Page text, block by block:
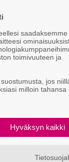
ehkä
ja
saadaksemme
toimivuuteen ja
jos
milloin tahansa
Hyväksyn kaikki